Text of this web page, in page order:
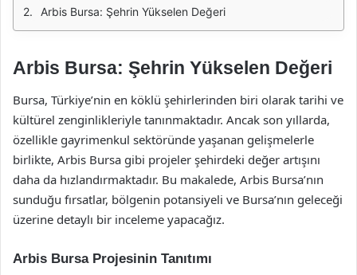
Arbis Bursa: Şehrin Yükselen Değeri
Arbis Bursa: Şehrin Yükselen Değeri
Bursa, Türkiye’nin en köklü şehirlerinden biri olarak tarihi ve
kültürel zenginlikleriyle tanınmaktadır. Ancak son yıllarda,
özellikle gayrimenkul sektöründe yaşanan gelişmelerle
birlikte, Arbis Bursa gibi projeler şehirdeki değer artışını
daha da hızlandırmaktadır. Bu makalede, Arbis Bursa’nın
sunduğu fırsatlar, bölgenin potansiyeli ve Bursa’nın geleceği
üzerine detaylı bir inceleme yapacağız.
Arbis Bursa Projesinin Tanıtımı